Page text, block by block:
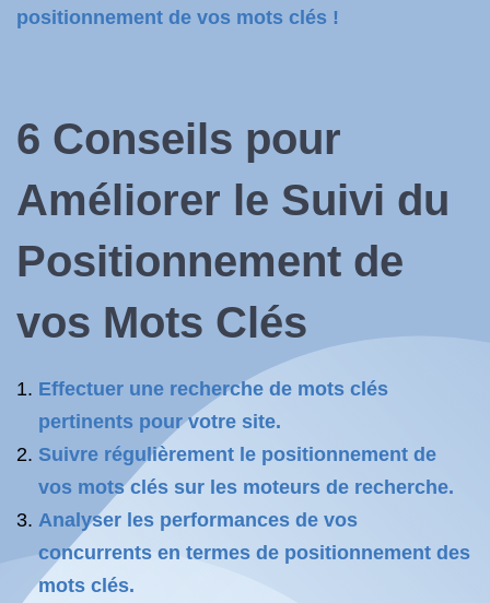
positionnement de vos mots clés !
6 Conseils pour
Améliorer le Suivi du
Positionnement de
vos Mots Clés
Effectuer une recherche de mots clés
pertinents pour votre site.
Suivre régulièrement le positionnement de
vos mots clés sur les moteurs de recherche.
Analyser les performances de vos
concurrents en termes de positionnement des
mots clés.